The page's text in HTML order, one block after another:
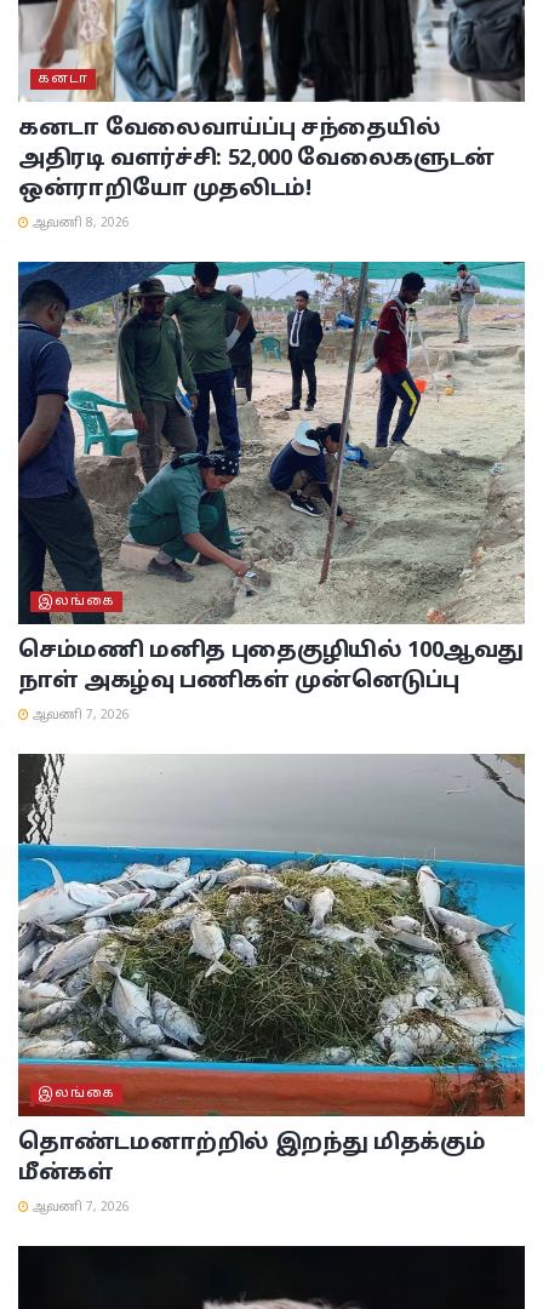
கனடா
கனடா வேலைவாய்ப்பு சந்தையில்
அதிரடி வளர்ச்சி: 52,000 வேலைகளுடன்
ஒன்ராறியோ முதலிடம்!
ஆவணி 8, 2026
இலங்கை
செம்மணி மனித புதைகுழியில் 100ஆவது
நாள் அகழ்வு பணிகள் முன்னெடுப்பு
ஆவணி 7, 2026
இலங்கை
தொண்டமனாற்றில் இறந்து மிதக்கும்
மீன்கள்
ஆவணி 7, 2026